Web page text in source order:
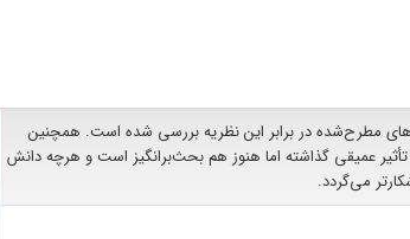
مطرح‌شده در برابر این نظریه بررسی شده است. همچنین
عمیقی گذاشته اما هنوز هم بحث‌برانگیز است و هرچه دانش
می‌گردد.